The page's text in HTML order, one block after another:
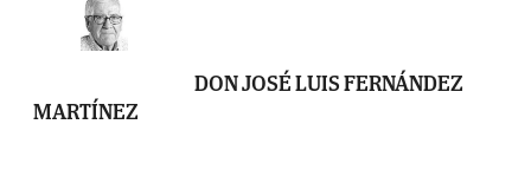
DON JOSÉ LUIS FERNÁNDEZ
MARTÍNEZ